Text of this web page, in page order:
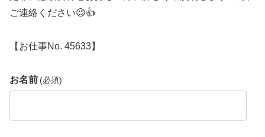
ご連絡ください😉👍
【お仕事No. 45633】
お名前 (必須)